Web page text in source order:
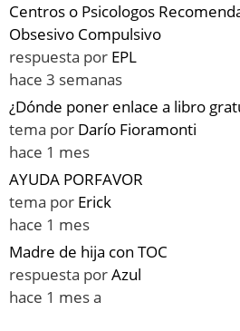
Centros o Psicologos
Obsesivo Compulsivo
respuesta por EPL
hace 3 semanas
¿Dónde poner enlace a libro
tema por Darío Fioramonti
hace 1 mes
AYUDA PORFAVOR
tema por Erick
hace 1 mes
Madre de hija con TOC
respuesta porAzul
hace 1 mes a